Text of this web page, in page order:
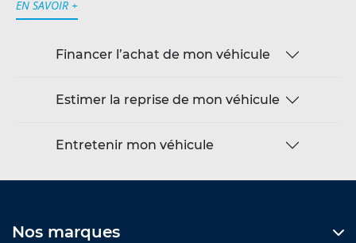
EN SAVOIR +
Financer l’achat de mon véhicule
Estimer la reprise de mon véhicule
Entretenir mon véhicule
Nos marques